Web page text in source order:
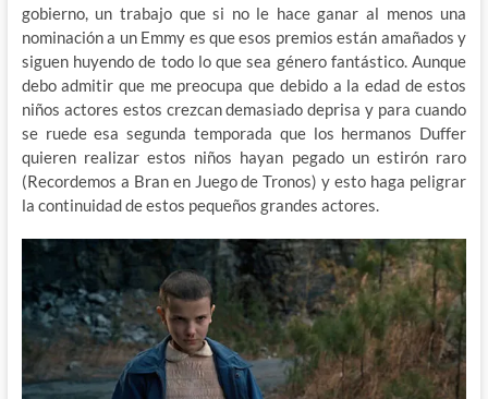
gobierno, un trabajo que si no le hace ganar al menos una
nominación a un Emmy es que esos premios están amañados y
siguen huyendo de todo lo que sea género fantástico. Aunque
debo admitir que me preocupa que debido a la edad de estos
niños actores estos crezcan demasiado deprisa y para cuando
se ruede esa segunda temporada que los hermanos Duffer
quieren realizar estos niños hayan pegado un estirón raro
(Recordemos a Bran en Juego de Tronos) y esto haga peligrar
la continuidad de estos pequeños grandes actores.